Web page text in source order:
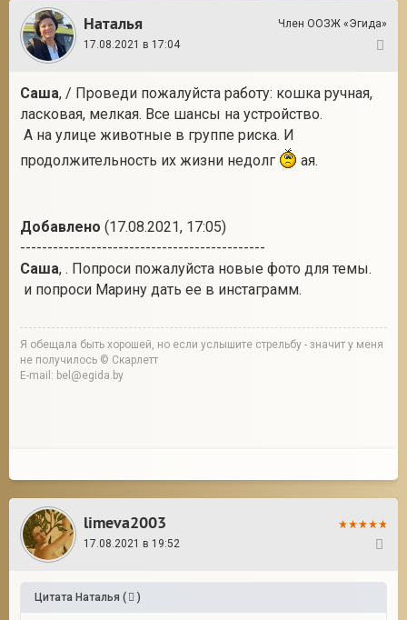
Наталья
Член ООЗЖ «Эгида»
17.08.2021 в 17:04
Саша, / Проведи пожалуйста работу: кошка ручная,
ласковая, мелкая. Все шансы на устройство.
А на улице животные в группе риска. И
продолжительность их жизни недолг
ая.
Добавлено (17.08.2021, 17:05)
---------------------------------------------
Саша, . Попроси пожалуйста новые фото для темы.
и попроси Марину дать ее в инстаграмм.
Я обещала быть хорошей, но если услышите стрельбу - значит у меня
не получилось © Скарлетт
E-mail: bel@egida.by
limeva2003
17.08.2021 в 19:52
Цитата Наталья ( )